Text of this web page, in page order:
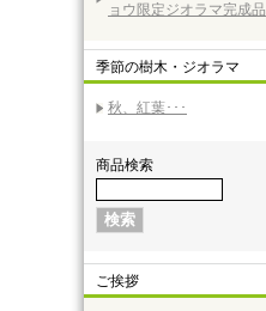
ョウ限定ジオラマ完成品
季節の樹木・ジオラマ
秋、紅葉･･･
商品検索
ご挨拶